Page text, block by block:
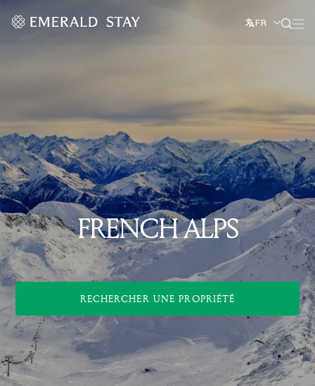
FR
FRENCH ALPS
RECHERCHER UNE PROPRIÉTÉ